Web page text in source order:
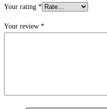
Your rating *
Your review *